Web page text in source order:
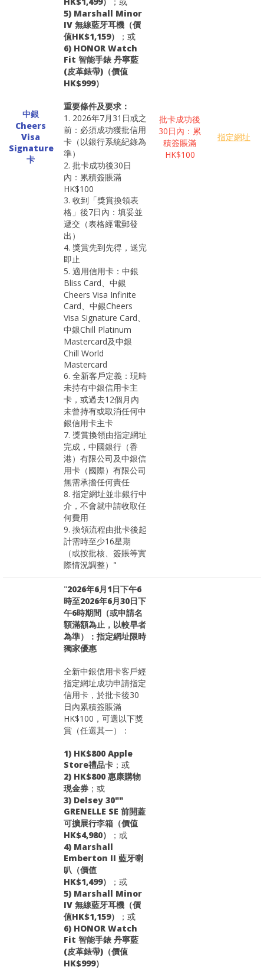
中銀
Cheers
Visa
Signature
卡
5) Marshall Minor
IV 無線藍牙耳機（價
值HK$1,159）
；或
6) HONOR Watch
Fit 智能手錶 丹寧藍
(皮革錶帶)（價值
HK$999）
重要條件及要求：
1. 2026年7月31日或之
前：必須成功獲批信用
卡（以銀行系統紀錄為
準）
2. 批卡成功後30日
內：累積簽賬滿
HK$100
3. 收到「獎賞換領表
格」後7日內：填妥並
遞交（表格經電郵發
出）
4. 獎賞先到先得，送完
即止
5. 適用信用卡：中銀
Bliss Card、中銀
Cheers Visa Infinite
Card、中銀Cheers
Visa Signature Card、
中銀Chill Platinum
Mastercard及中銀
Chill World
Mastercard
6. 全新客戶定義：現時
未持有中銀信用卡主
卡，或過去12個月內
未曾持有或取消任何中
銀信用卡主卡
7. 獎賞換領由指定網址
完成，中國銀行（香
港）有限公司及中銀信
用卡（國際）有限公司
無需承擔任何責任
8. 指定網址並非銀行中
介，不會就申請收取任
何費用
9. 換領流程由批卡後起
計需時至少16星期
（或按批核、簽賬等實
際情況調整）"
批卡成功後
30日內：累
積簽賬滿
HK$100
指定網址
"2026年6月1日下午6
時至2026年6月30日下
午6時期間（或申請名
額滿額為止，以較早者
為準）：指定網址限時
獨家優惠
全新中銀信用卡客戶經
指定網址成功申請指定
信用卡，於批卡後30
日內累積簽賬滿
HK$100，可選以下獎
賞（任選其一）：
1) HK$800 Apple
Store禮品卡 ；或
2) HK$800 惠康購物
現金券 ；或
3) Delsey 30""
GRENELLE SE 前開蓋
可擴展行李箱（價值
HK$4,980）
；或
4) Marshall
Emberton II 藍牙喇
叭（價值
HK$1,499）
；或
5) Marshall Minor
IV 無線藍牙耳機（價
值HK$1,159）
；或
6) HONOR Watch
Fit 智能手錶 丹寧藍
(皮革錶帶)（價值
HK$999）